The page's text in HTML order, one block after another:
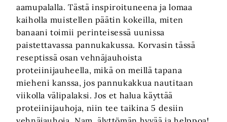
aamupalalla. Tästä inspiroituneena ja lomaa
kaiholla muistellen päätin kokeilla, miten
banaani toimii perinteisessä uunissa
paistettavassa pannukakussa. Korvasin tässä
reseptissä osan vehnäjauhoista
proteiinijauheella, mikä on meillä tapana
mieheni kanssa, jos pannukakkua nautitaan
viikolla välipalaksi. Jos et halua käyttää
proteiinijauhoja, niin tee taikina 5 desiin